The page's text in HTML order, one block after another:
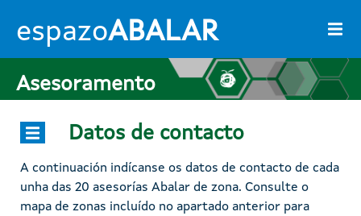
espazoABALAR
Asesoramento
Datos de contacto
A continuación indícanse os datos de contacto de cada
unha das 20 asesorías Abalar de zona. Consulte o
mapa de zonas incluído no apartado anterior para